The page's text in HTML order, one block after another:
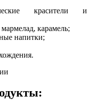
красители и
карамель;
напитки;